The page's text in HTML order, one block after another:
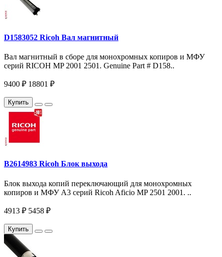
D1583052 Ricoh Вал магнитный
Вал магнитный в сборе для монохромных копиров и МФУ
серий RICOH MP 2001 2501. Genuine Part # D158..
9400 ₽ 18801 ₽
Купить
B2614983 Ricoh Блок выхода
Блок выхода копий переключающий для монохромных
копиров и МФУ A3 серий Ricoh Aficio MP 2501 2001. ..
4913 ₽ 5458 ₽
Купить